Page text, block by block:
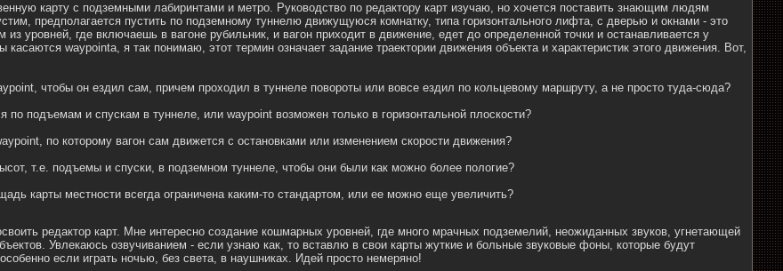
карту с подземными лабиринтами и метро. Руководство по редактору карт изучаю, но хочется поставить знающим людям
предполагается пустить по подземному туннелю движущуюся комнатку, типа горизонтального лифта, с дверью и окнами - это
из уровней, где включаешь в вагоне рубильник, и вагон приходит в движение, едет до определенной точки и останавливается у
касаются waypointа, я так понимаю, этот термин означает задание траектории движения объекта и характеристик этого движения. Вот,
чтобы он ездил сам, причем проходил в туннеле повороты или вовсе ездил по кольцевому маршруту, а не просто туда-сюда?
по подъемам и спускам в туннеле, или waypoint возможен только в горизонтальной плоскости?
по которому вагон сам движется с остановками или изменением скорости движения?
т.е. подъемы и спуски, в подземном туннеле, чтобы они были как можно более пологие?
карты местности всегда ограничена каким-то стандартом, или ее можно еще увеличить?
редактор карт. Мне интересно создание кошмарных уровней, где много мрачных подземелий, неожиданных звуков, угнетающей
Увлекаюсь озвучиванием - если узнаю как, то вставлю в свои карты жуткие и больные звуковые фоны, которые будут
если играть ночью, без света, в наушниках. Идей просто немеряно!